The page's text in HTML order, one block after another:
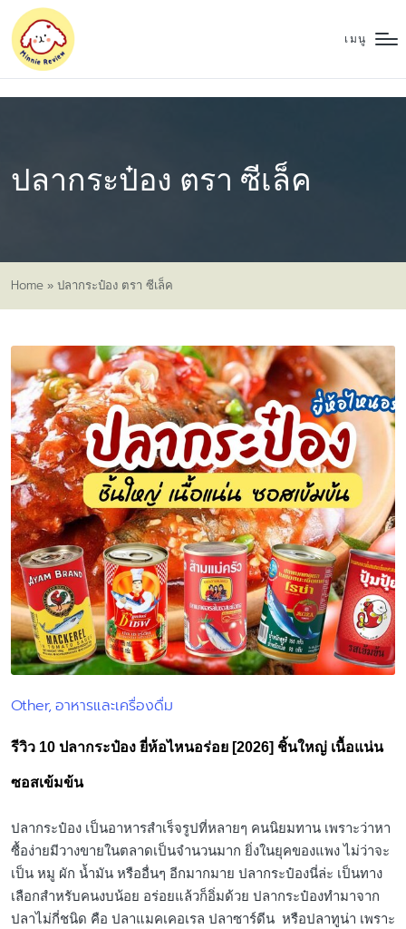
เมนู
ปลากระป๋อง ตรา ซีเล็ค
Home » ปลากระป๋อง ตรา ซีเล็ค
Posted
Other อาหารและเครื่องดื่ม
รีวิว 10 ปลากระป๋อง ยี่ห้อไหนอร่อย [2026] ชิ้นใหญ่ เนื้อแน่น
ซอสเข้มข้น
ปลากระป๋อง เป็นอาหารสำเร็จรูปที่หลายๆ คนนิยมทาน เพราะว่าหา
ซื้อง่ายมีวางขายในตลาดเป็นจำนวนมาก ยิ่งในยุคของแพง ไม่ว่าจะ
เป็น หมู ผัก น้ำมัน หรืออื่นๆ อีกมากมาย ปลากระป๋องนี่ล่ะ เป็นทาง
เลือกสำหรับคนงบน้อย อร่อยแล้วก็อิ่มด้วย ปลากระป๋องทำมาจาก
ปลาไม่กี่ชนิด คือ ปลาแมคเคอเรล ปลาซาร์ดีน หรือปลาทูน่า เพราะ